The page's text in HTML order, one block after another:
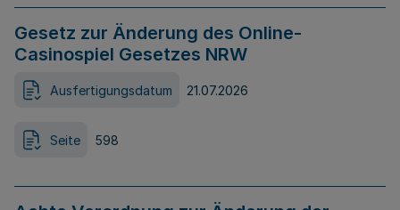
Gesetz zur Änderung des Online-
Casinospiel Gesetzes NRW
Ausfertigungsdatum 21.07.2026
Seite 598